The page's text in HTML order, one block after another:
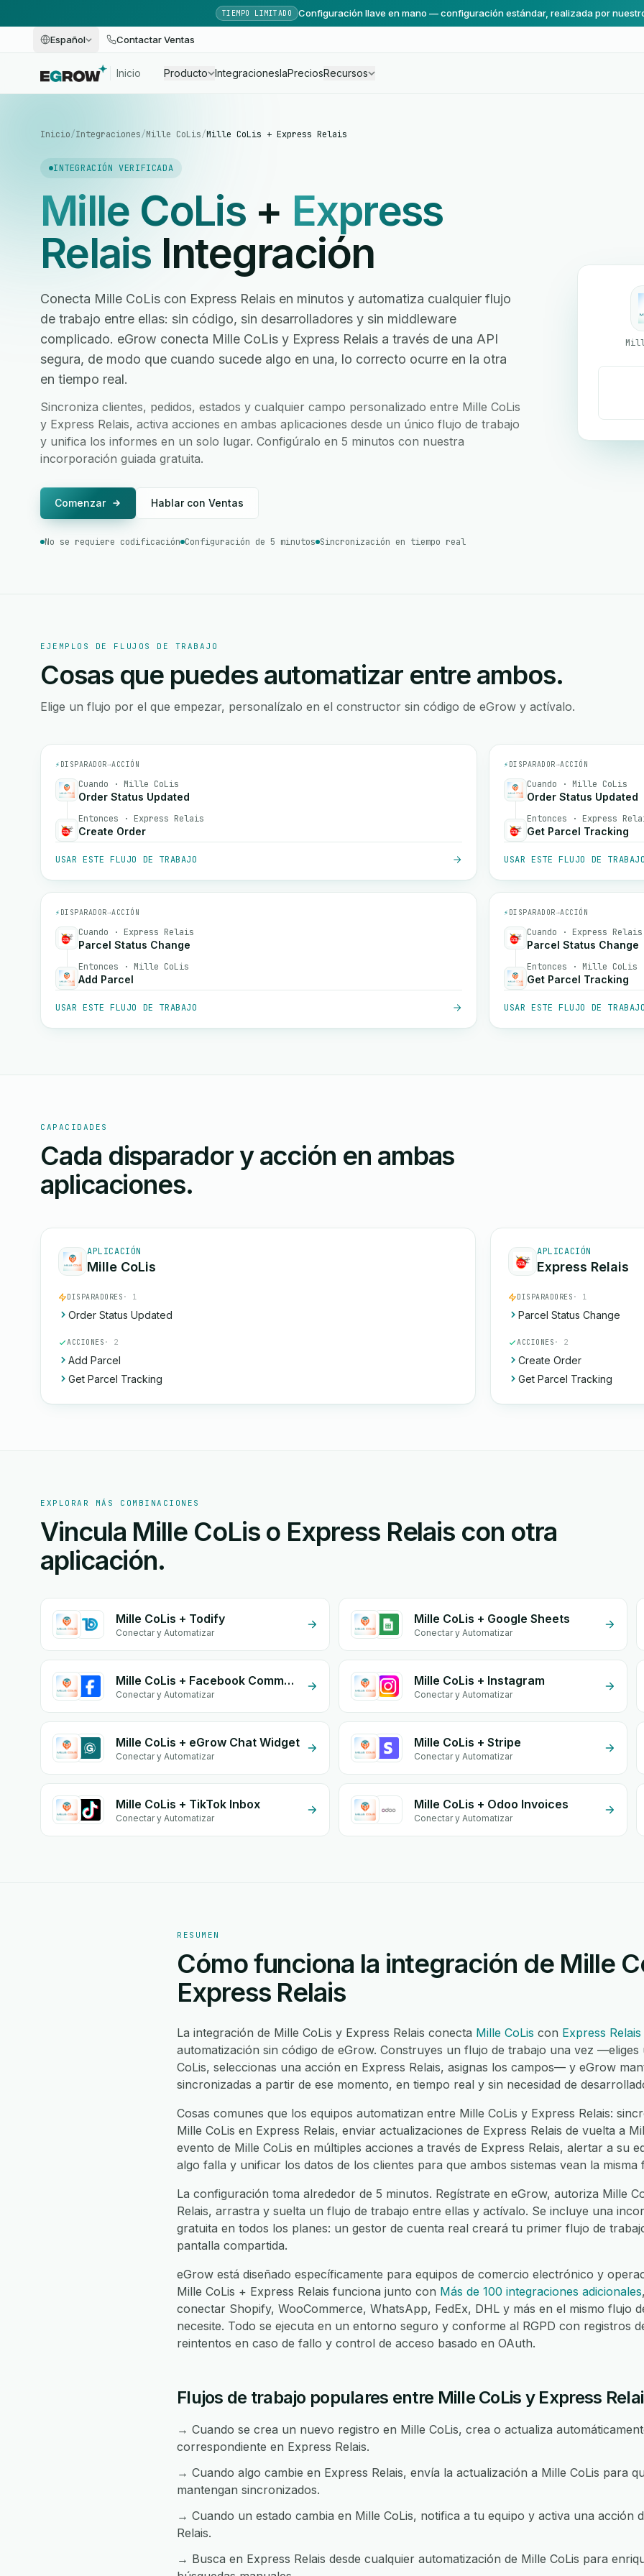
TIEMPO LIMITADO Configuración llave en mano — configuración estándar, realizada por
Español Contactar Ventas
Inicio Producto IntegracionesIaPreciosRecursos
Inicio/Integraciones/Mille CoLis/Mille CoLis + Express Relais
INTEGRACIÓN VERIFICADA
Mille CoLis+ Express
Relais Integración
Conecta Mille CoLis con Express Relais en minutos y automatiza cualquier flujo
de trabajo entre ellas: sin código, sin desarrolladores y sin middleware
complicado. eGrow conecta Mille CoLis y Express Relais a través de una API
segura, de modo que cuando sucede algo en una, lo correcto ocurre en la otra
en tiempo real.
Sincroniza clientes, pedidos, estados y cualquier campo personalizado entre Mille CoLis
y Express Relais, activa acciones en ambas aplicaciones desde un único flujo de trabajo
y unifica los informes en un solo lugar. Configúralo en 5 minutos con nuestra
incorporación guiada gratuita.
Comenzar Hablar con Ventas
No se requiere codificación Configuración de 5 minutos Sincronización en tiempo real
EJEMPLOS DE FLUJOS DE TRABAJO
Cosas que puedes automatizar entre ambos.
Elige un flujo por el que empezar, personalízalo en el constructor sin código de eGrow y actívalo.
⚡ DISPARADOR→ACCIÓN
Cuando · Mille CoLis
Order Status Updated
Entonces · Express Relais
Create Order
USAR ESTE FLUJO DE TRABAJO
⚡ DISPARADOR→ACCIÓN
Cuando · Mille CoLis
Order Status Updated
Entonces · Express
Get Parcel Tracking
USAR ESTE FLUJO DE
⚡ DISPARADOR→ACCIÓN
Cuando · Express Relais
Parcel Status Change
Entonces · Mille CoLis
Add Parcel
USAR ESTE FLUJO DE TRABAJO
⚡ DISPARADOR→ACCIÓN
Cuando · Express Relais
Parcel Status Change
Entonces · Mille CoLis
Get Parcel Tracking
USAR ESTE FLUJO DE
CAPACIDADES
Cada disparador y acción en ambas
aplicaciones.
APLICACIÓN
Mille CoLis
DISPARADORES · 1
Order Status Updated
ACCIONES · 2
Add Parcel
Get Parcel Tracking
APLICACIÓN
Express Relais
DISPARADORES · 1
Parcel Status Change
ACCIONES · 2
Create Order
Get Parcel Tracking
EXPLORAR MÁS COMBINACIONES
Vincula Mille CoLis o Express Relais con otra
aplicación.
Mille CoLis + Todify
Conectar y Automatizar
Mille CoLis + Google Sheets
Conectar y Automatizar
Mille CoLis + Facebook Comments
Conectar y Automatizar
Mille CoLis + Instagram
Conectar y Automatizar
Mille CoLis + eGrow Chat Widget
Conectar y Automatizar
Mille CoLis + Stripe
Conectar y Automatizar
Mille CoLis + TikTok Inbox
Conectar y Automatizar
Mille CoLis + Odoo Invoices
Conectar y Automatizar
RESUMEN
Cómo funciona la integración de Mille
Express Relais
La integración de Mille CoLis y Express Relais conecta Mille CoLis con Express Relais
automatización sin código de eGrow. Construyes un flujo de trabajo una vez
CoLis, seleccionas una acción en Express Relais, asignas los campos— y eGrow
sincronizadas a partir de ese momento, en tiempo real y sin necesidad de
Cosas comunes que los equipos automatizan entre Mille CoLis y Express Relais:
Mille CoLis en Express Relais, enviar actualizaciones de Express Relais de vuelta a
evento de Mille CoLis en múltiples acciones a través de Express Relais, alertar a su
algo falla y unificar los datos de los clientes para que ambos sistemas vean la misma
La configuración toma alrededor de 5 minutos. Regístrate en eGrow, autoriza Mille
Relais, arrastra y suelta un flujo de trabajo entre ellas y actívalo. Se incluye una
gratuita en todos los planes: un gestor de cuenta real creará tu primer flujo de
pantalla compartida.
eGrow está diseñado específicamente para equipos de comercio electrónico y
Mille CoLis + Express Relais funciona junto con Más de 100 integraciones adicionales
conectar Shopify, WooCommerce, WhatsApp, FedEx, DHL y más en el mismo flujo
necesite. Todo se ejecuta en un entorno seguro y conforme al RGPD con registros
reintentos en caso de fallo y control de acceso basado en OAuth.
Flujos de trabajo populares entre Mille CoLis y Express
→ Cuando se crea un nuevo registro en Mille CoLis, crea o actualiza
correspondiente en Express Relais.
→ Cuando algo cambie en Express Relais, envía la actualización a Mille CoLis para
mantengan sincronizados.
→ Cuando un estado cambia en Mille CoLis, notifica a tu equipo y activa una acción
Relais.
→ Busca en Express Relais desde cualquier automatización de Mille CoLis para